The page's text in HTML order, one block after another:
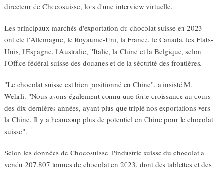
directeur de Chocosuisse, lors d'une interview virtuelle.
Les principaux marchés d'exportation du chocolat suisse en 2023
ont été l'Allemagne, le Royaume-Uni, la France, le Canada, les Etats-
Unis, l'Espagne, l'Australie, l'Italie, la Chine et la Belgique, selon
l'Office fédéral suisse des douanes et de la sécurité des frontières.
"Le chocolat suisse est bien positionné en Chine", a insisté M.
Wehrli. "Nous avons également connu une forte croissance au cours
des dix dernières années, ayant plus que triplé nos exportations vers
la Chine. Il y a beaucoup plus de potentiel en Chine pour le chocolat
suisse".
Selon les données de Chocosuisse, l'industrie suisse du chocolat a
vendu 207.807 tonnes de chocolat en 2023, dont des tablettes et des